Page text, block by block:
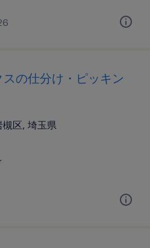
の仕分け・ピッキン
区, 埼玉県